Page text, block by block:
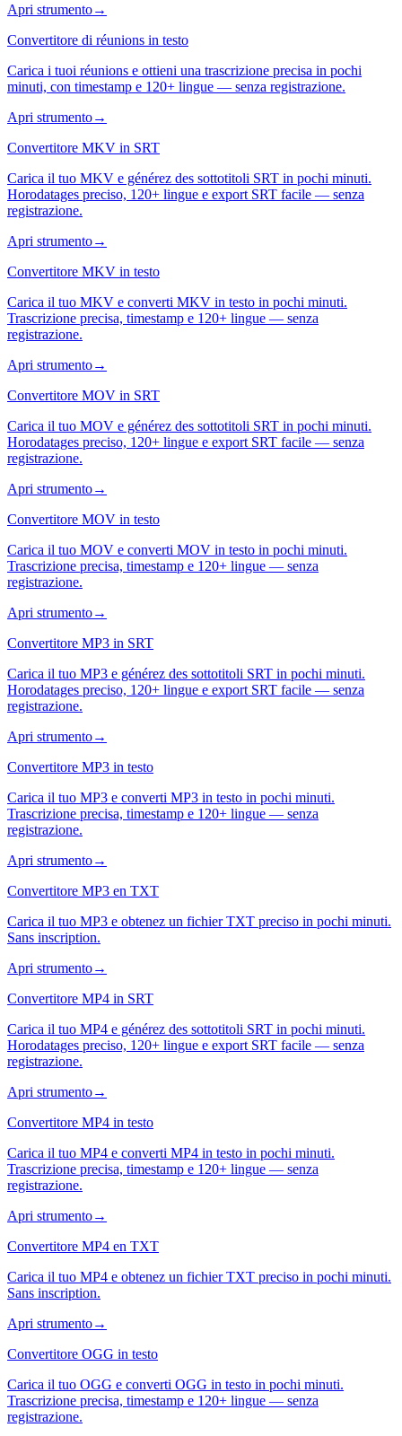
Apri strumento→
Convertitore di réunions in testo
Carica i tuoi réunions e ottieni una trascrizione precisa in pochi
minuti, con timestamp e 120+ lingue — senza registrazione.
Apri strumento→
Convertitore MKV in SRT
Carica il tuo MKV e générez des sottotitoli SRT in pochi minuti.
Horodatages preciso, 120+ lingue e export SRT facile — senza
registrazione.
Apri strumento→
Convertitore MKV in testo
Carica il tuo MKV e converti MKV in testo in pochi minuti.
Trascrizione precisa, timestamp e 120+ lingue — senza
registrazione.
Apri strumento→
Convertitore MOV in SRT
Carica il tuo MOV e générez des sottotitoli SRT in pochi minuti.
Horodatages preciso, 120+ lingue e export SRT facile — senza
registrazione.
Apri strumento→
Convertitore MOV in testo
Carica il tuo MOV e converti MOV in testo in pochi minuti.
Trascrizione precisa, timestamp e 120+ lingue — senza
registrazione.
Apri strumento→
Convertitore MP3 in SRT
Carica il tuo MP3 e générez des sottotitoli SRT in pochi minuti.
Horodatages preciso, 120+ lingue e export SRT facile — senza
registrazione.
Apri strumento→
Convertitore MP3 in testo
Carica il tuo MP3 e converti MP3 in testo in pochi minuti.
Trascrizione precisa, timestamp e 120+ lingue — senza
registrazione.
Apri strumento→
Convertitore MP3 en TXT
Carica il tuo MP3 e obtenez un fichier TXT preciso in pochi minuti.
Sans inscription.
Apri strumento→
Convertitore MP4 in SRT
Carica il tuo MP4 e générez des sottotitoli SRT in pochi minuti.
Horodatages preciso, 120+ lingue e export SRT facile — senza
registrazione.
Apri strumento→
Convertitore MP4 in testo
Carica il tuo MP4 e converti MP4 in testo in pochi minuti.
Trascrizione precisa, timestamp e 120+ lingue — senza
registrazione.
Apri strumento→
Convertitore MP4 en TXT
Carica il tuo MP4 e obtenez un fichier TXT preciso in pochi minuti.
Sans inscription.
Apri strumento→
Convertitore OGG in testo
Carica il tuo OGG e converti OGG in testo in pochi minuti.
Trascrizione precisa, timestamp e 120+ lingue — senza
registrazione.